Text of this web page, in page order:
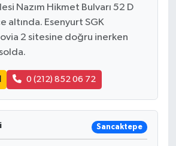
Nazım Hikmet Bulvarı 52 D
altında. Esenyurt SGK
2 sitesine doğru inerken
0 (212) 852 06 72
Sancaktepe